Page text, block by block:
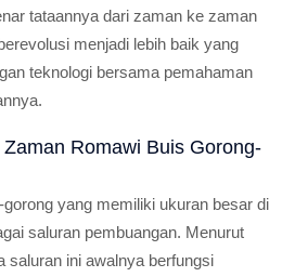
tataannya dari zaman ke zaman
menjadi lebih baik yang
teknologi bersama pemahaman
Romawi Buis Gorong-
gorong yang memiliki ukuran besar di
saluran pembuangan. Menurut
saluran ini awalnya berfungsi